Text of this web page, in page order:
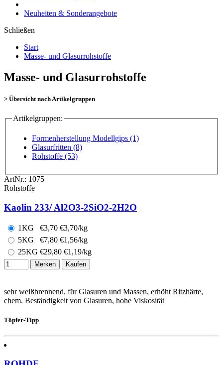
Neuheiten & Sonderangebote
Schließen
Start
Masse- und Glasurrohstoffe
Masse- und Glasurrohstoffe
> Übersicht nach Artikelgruppen
Artikelgruppen:
Formenherstellung Modellgips (1)
Glasurfritten (8)
Rohstoffe (53)
ArtNr.: 1075
Rohstoffe
Kaolin 233/ Al2O3-2SiO2-2H2O
1KG €3,70 €3,70/kg
5KG
€7,80 €1,56/kg
25KG €29,80 €1,19/kg
Merken Kaufen
sehr weißbrennend, für Glasuren und Massen, erhöht Ritzhärte,
chem. Beständigkeit von Glasuren, hohe Viskosität
Töpfer-Tipp